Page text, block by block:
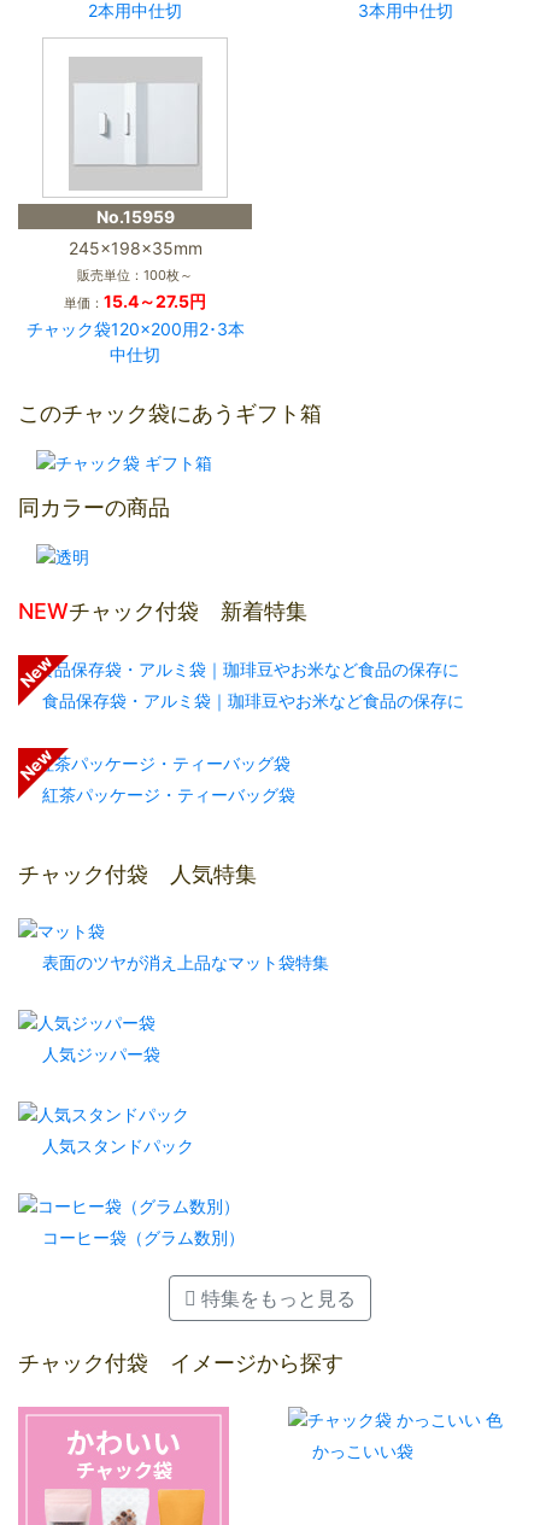
2本用中仕切
3本用中仕切
No.15959
245×198×35mm
販売単位：100枚～
単価： 15.4～27.5円
チャック袋120×200用2･3本
中仕切
このチャック袋にあうギフト箱
同カラーの商品
NEWチャック付袋 新着特集
食品保存袋・アルミ袋｜珈琲豆やお米など食品の保存に
紅茶パッケージ・ティーバッグ袋
チャック付袋 人気特集
表面のツヤが消え上品なマット袋特集
人気ジッパー袋
人気スタンドパック
コーヒー袋（グラム数別）
特集をもっと見る
チャック付袋 イメージから探す
かっこいい袋